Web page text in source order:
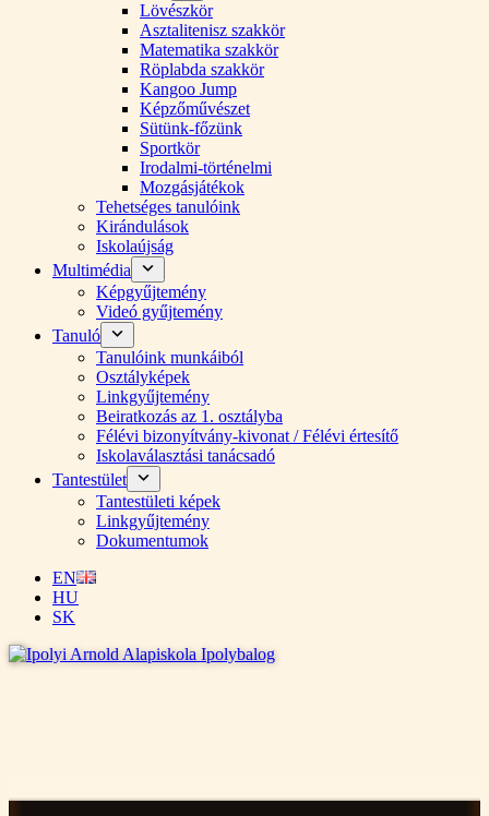
Lövészkör
Asztalitenisz szakkör
Matematika szakkör
Röplabda szakkör
Kangoo Jump
Képzőművészet
Sütünk-főzünk
Sportkör
Irodalmi-történelmi
Mozgásjátékok
Tehetséges tanulóink
Kirándulások
Iskolaújság
Multimédia
Képgyűjtemény
Videó gyűjtemény
Tanuló
Tanulóink munkáiból
Osztályképek
Linkgyűjtemény
Beiratkozás az 1. osztályba
Félévi bizonyítvány-kivonat / Félévi értesítő
Iskolaválasztási tanácsadó
Tantestület
Tantestületi képek
Linkgyűjtemény
Dokumentumok
EN
HU
SK